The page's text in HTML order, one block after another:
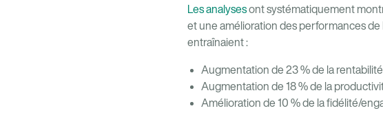
Les analysesont systématiquement
et une amélioration des performances de
entraînaient :
Augmentation de 23 % de la rentabilité
Augmentation de 18 % de la
Amélioration de 10 % de la fidélité/